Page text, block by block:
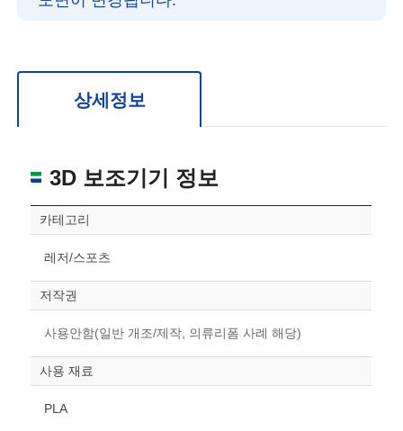
위치 이동: 우측 드래그
상세정보
3D 보조기기 정보
카테고리
레저/스포츠
저작권
사용안함(일반 개조/제작, 의류리폼 사례 해당)
사용 재료
PLA